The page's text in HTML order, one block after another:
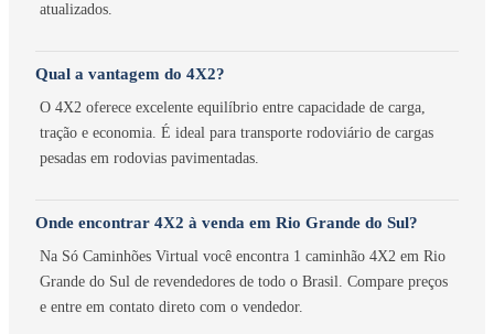
atualizados.
Qual a vantagem do 4X2?
O 4X2 oferece excelente equilíbrio entre capacidade de carga,
tração e economia. É ideal para transporte rodoviário de cargas
pesadas em rodovias pavimentadas.
Onde encontrar 4X2 à venda em Rio Grande do Sul?
Na Só Caminhões Virtual você encontra 1 caminhão 4X2 em Rio
Grande do Sul de revendedores de todo o Brasil. Compare preços
e entre em contato direto com o vendedor.